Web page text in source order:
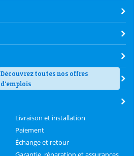
Découvrez toutes nos offres
d'emplois
Livraison et installation
Paiement
Échange et retour